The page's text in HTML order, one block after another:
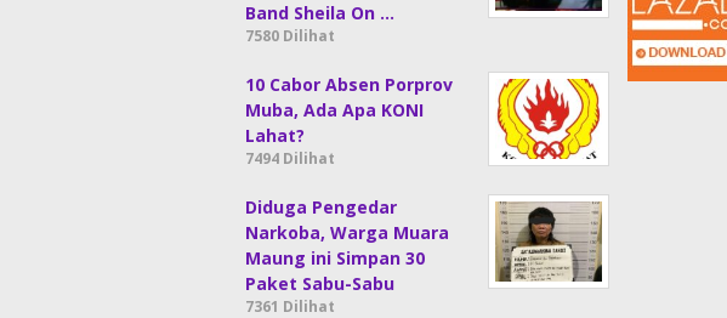
Band Sheila On …
7580 Dilihat
10 Cabor Absen Porprov
Muba, Ada Apa KONI
Lahat?
7494 Dilihat
Diduga Pengedar
Narkoba, Warga Muara
Maung ini Simpan 30
Paket Sabu-Sabu
7361 Dilihat